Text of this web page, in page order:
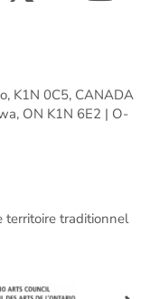
K1N 0C5, CANADA
ON K1N 6E2 | O-
territoire traditionnel